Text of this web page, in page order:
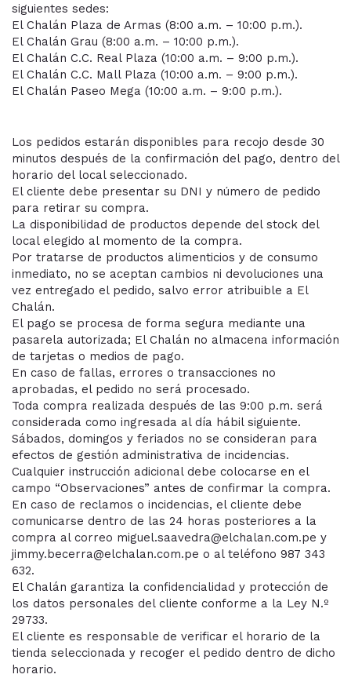
siguientes sedes:
El Chalán Plaza de Armas (8:00 a.m. – 10:00 p.m.).
El Chalán Grau (8:00 a.m. – 10:00 p.m.).
El Chalán C.C. Real Plaza (10:00 a.m. – 9:00 p.m.).
El Chalán C.C. Mall Plaza (10:00 a.m. – 9:00 p.m.).
El Chalán Paseo Mega (10:00 a.m. – 9:00 p.m.).
Los pedidos estarán disponibles para recojo desde 30
minutos después de la confirmación del pago, dentro del
horario del local seleccionado.
El cliente debe presentar su DNI y número de pedido
para retirar su compra.
La disponibilidad de productos depende del stock del
local elegido al momento de la compra.
Por tratarse de productos alimenticios y de consumo
inmediato, no se aceptan cambios ni devoluciones una
vez entregado el pedido, salvo error atribuible a El
Chalán.
El pago se procesa de forma segura mediante una
pasarela autorizada; El Chalán no almacena información
de tarjetas o medios de pago.
En caso de fallas, errores o transacciones no
aprobadas, el pedido no será procesado.
Toda compra realizada después de las 9:00 p.m. será
considerada como ingresada al día hábil siguiente.
Sábados, domingos y feriados no se consideran para
efectos de gestión administrativa de incidencias.
Cualquier instrucción adicional debe colocarse en el
campo “Observaciones” antes de confirmar la compra.
En caso de reclamos o incidencias, el cliente debe
comunicarse dentro de las 24 horas posteriores a la
compra al correo miguel.saavedra@elchalan.com.pe y
jimmy.becerra@elchalan.com.pe o al teléfono 987 343
632.
El Chalán garantiza la confidencialidad y protección de
los datos personales del cliente conforme a la Ley N.º
29733.
El cliente es responsable de verificar el horario de la
tienda seleccionada y recoger el pedido dentro de dicho
horario.